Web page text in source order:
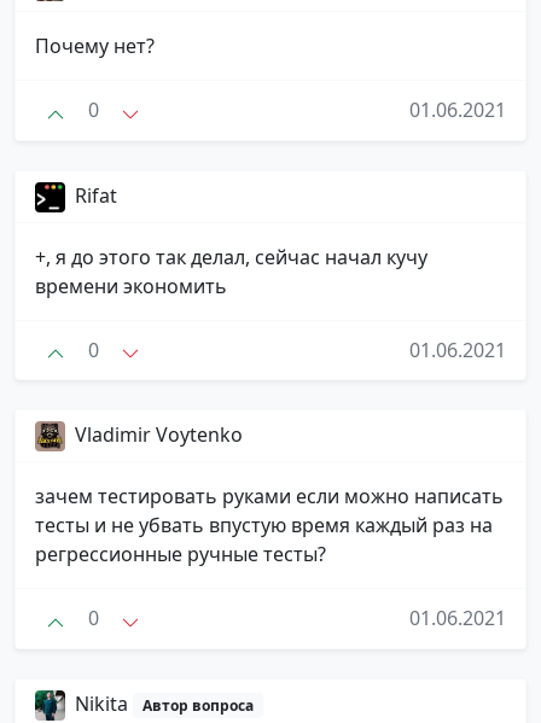
Почему нет?
0 01.06.2021
Rifat
+, я до этого так делал, сейчас начал кучу
времени экономить
0 01.06.2021
Vladimir Voytenko ️
зачем тестировать руками если можно написать
тесты и не убвать впустую время каждый раз на
регрессионные ручные тесты?
0 01.06.2021
Nikita Автор вопроса